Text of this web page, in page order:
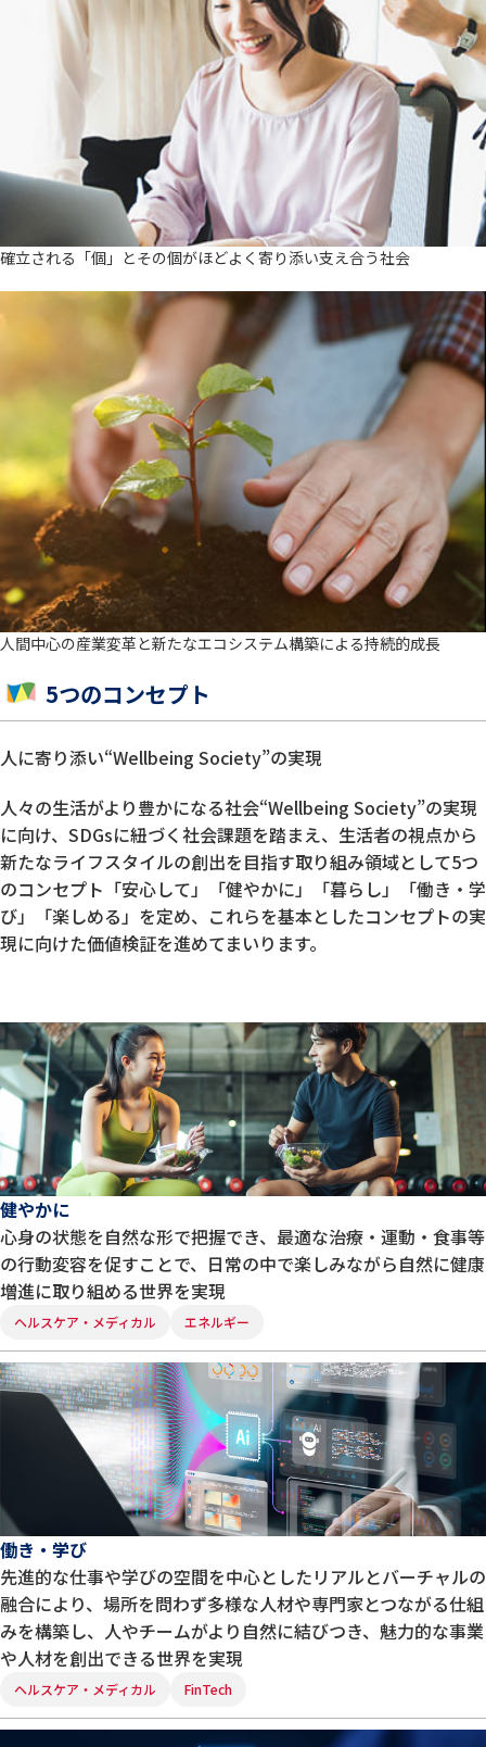
確立される「個」とその個がほどよく寄り添い支え合う社会
人間中心の産業変革と新たなエコシステム構築による持続的成長
5つのコンセプト
人に寄り添い“Wellbeing Society”の実現
人々の生活がより豊かになる社会“Wellbeing Society”の実現
に向け、SDGsに紐づく社会課題を踏まえ、生活者の視点から
新たなライフスタイルの創出を目指す取り組み領域として5つ
のコンセプト「安心して」「健やかに」「暮らし」「働き・学
び」「楽しめる」を定め、これらを基本としたコンセプトの実
現に向けた価値検証を進めてまいります。
健やかに
心身の状態を自然な形で把握でき、最適な治療・運動・食事等
の行動変容を促すことで、日常の中で楽しみながら自然に健康
増進に取り組める世界を実現
ヘルスケア・メディカル エネルギー
働き・学び
先進的な仕事や学びの空間を中心としたリアルとバーチャルの
融合により、場所を問わず多様な人材や専門家とつながる仕組
みを構築し、人やチームがより自然に結びつき、魅力的な事業
や人材を創出できる世界を実現
ヘルスケア・メディカル FinTech